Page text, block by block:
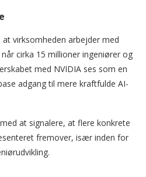
virksomheden arbejder med
cirka 15 millioner ingeniører og
med NVIDIA ses som en
adgang til mere kraftfulde AI-
at signalere, at flere konkrete
fremover, især inden for